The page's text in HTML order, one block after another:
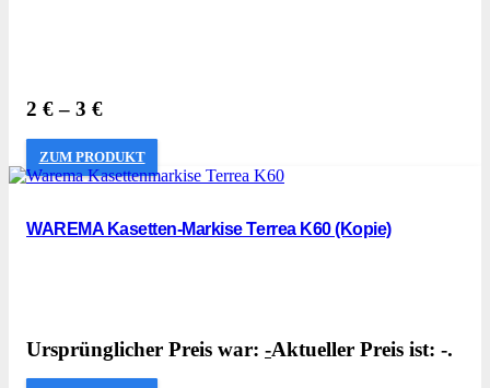
2 €– 3 €
ZUM PRODUKT
WAREMA Kasetten-Markise Terrea K60 (Kopie)
Ursprünglicher Preis war: -Aktueller Preis ist: -.